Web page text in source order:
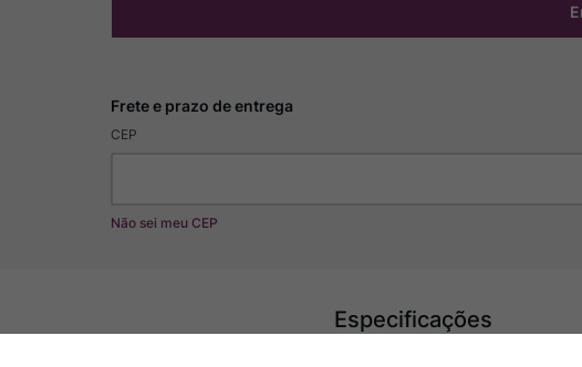
CEP
Não sei meu CEP
Especificações